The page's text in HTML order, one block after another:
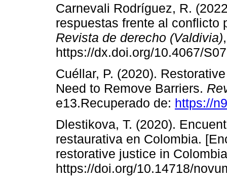
Carnevali Rodríguez, R.
respuestas frente al conflicto
Revista de derecho (Valdivia)
https://dx.doi.org/10.4067/
Cuéllar, P. (2020).
Need to Remove Barriers.
e13.Recuperado de: https://
Dlestikova, T. (2020).
restaurativa en Colombia.
restorative justice in
https://doi.org/10.14718/